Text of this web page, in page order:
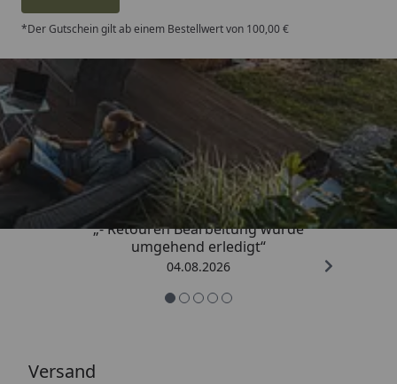
*Der Gutschein gilt ab einem Bestellwert von 100,00 €
Trusted Shops
4,81/ 5
„- Retouren Bearbeitung wurde
umgehend erledigt“
04.08.2026
Versand